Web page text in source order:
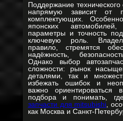
Поддержание
напрямую зависит от
комплектующих.
японских
параметры и точность
ключевую роль.
правило, стремятся
надёжность,
Однако выбор
сложности: рынок
деталями, так и
избежать ошибок и
важно ориентироваться
подбора и понимать,
запчасти для mitsubishi ,
как Москва и Санкт-